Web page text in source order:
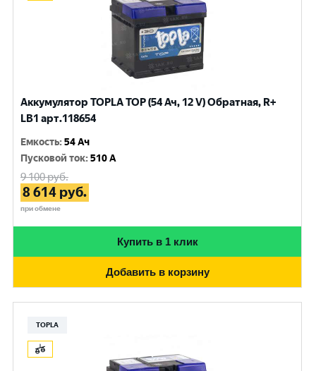
Аккумулятор TOPLA TOP (54 Ач, 12 V) Обратная, R+
LB1 арт.118654
Емкость:54 Ач
Пусковой ток:510 A
9 100руб.
8 614 руб.
при обмене
Купить в 1 клик
Добавить в корзину
TOPLA